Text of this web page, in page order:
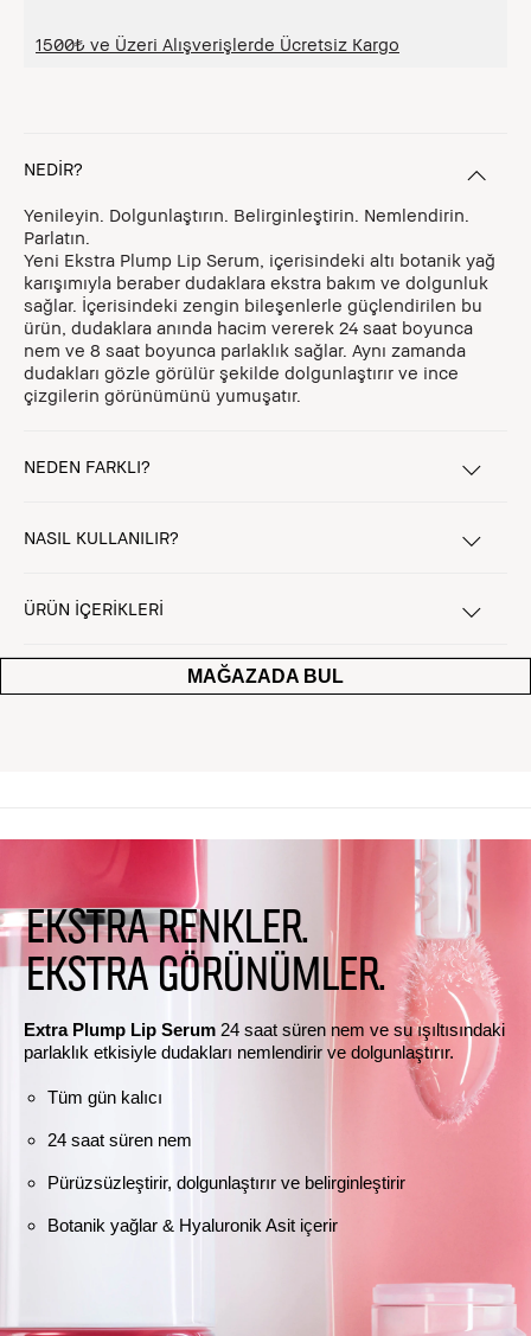
1500₺ ve Üzeri Alışverişlerde Ücretsiz Kargo
NEDİR?
Yenileyin. Dolgunlaştırın. Belirginleştirin. Nemlendirin.
Parlatın.
Yeni Ekstra Plump Lip Serum, içerisindeki altı botanik yağ
karışımıyla beraber dudaklara ekstra bakım ve dolgunluk
sağlar. İçerisindeki zengin bileşenlerle güçlendirilen bu
ürün, dudaklara anında hacim vererek 24 saat boyunca
nem ve 8 saat boyunca parlaklık sağlar. Aynı zamanda
dudakları gözle görülür şekilde dolgunlaştırır ve ince
çizgilerin görünümünü yumuşatır.
NEDEN FARKLI?
NASIL KULLANILIR?
ÜRÜN İÇERİKLERİ
MAĞAZADA BUL
EKSTRA RENKLER.
EKSTRA GÖRÜNÜMLER.
Extra Plump Lip Serum 24 saat süren nem ve su ışıltısındaki
parlaklık etkisiyle dudakları nemlendirir ve dolgunlaştırır.
Tüm gün kalıcı
24 saat süren nem
Pürüzsüzleştirir, dolgunlaştırır ve belirginleştirir
Botanik yağlar & Hyaluronik Asit içerir